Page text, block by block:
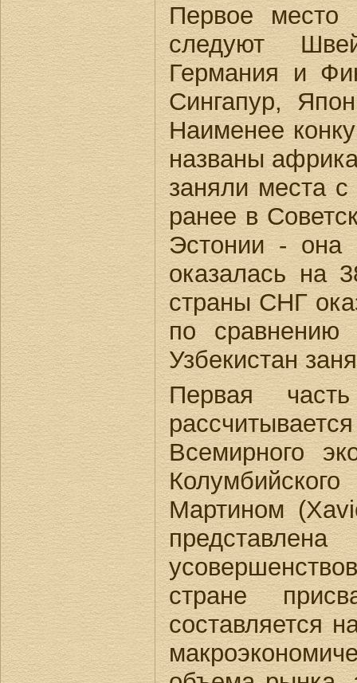
Первое
следуют
Германия и
Сингапур,
Наименее
названы
заняли места
ранее в
Эстонии - она
оказалась на
страны СНГ
по
Узбекистан
Первая часть
Всемирного
Мартином
стране
составляется